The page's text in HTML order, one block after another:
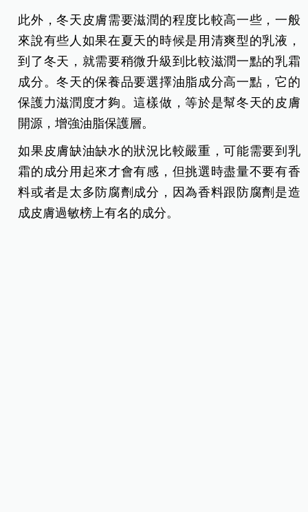
此外，冬天皮膚需要滋潤的程度比較高一些，一般
來說有些人如果在夏天的時候是用清爽型的乳液，
到了冬天，就需要稍微升級到比較滋潤一點的乳霜
成分。冬天的保養品要選擇油脂成分高一點，它的
保護力滋潤度才夠。這樣做，等於是幫冬天的皮膚
開源，增強油脂保護層。
如果皮膚缺油缺水的狀況比較嚴重，可能需要到乳
霜的成分用起來才會有感，但挑選時盡量不要有香
料或者是太多防腐劑成分，因為香料跟防腐劑是造
成皮膚過敏榜上有名的成分。